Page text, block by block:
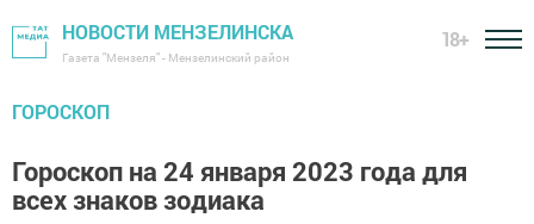
НОВОСТИ МЕНЗЕЛИНСКА
Газета "Мензеля" - Мензелинский район
18+
ГОРОСКОП
Гороскоп на 24 января 2023 года для
всех знаков зодиака